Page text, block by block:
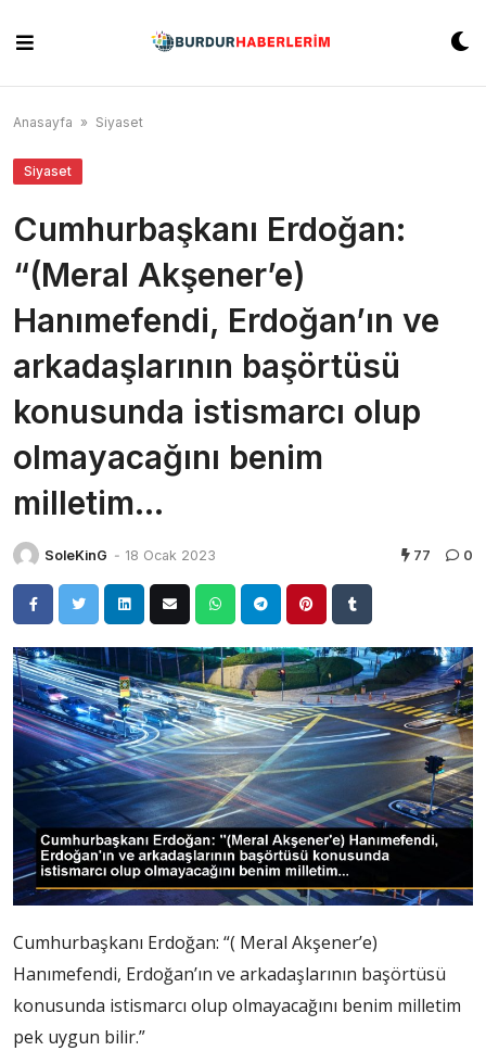
content
Anasayfa » Siyaset
Siyaset
Cumhurbaşkanı Erdoğan:
“(Meral Akşener’e)
Hanımefendi, Erdoğan’ın ve
arkadaşlarının başörtüsü
konusunda istismarcı olup
olmayacağını benim
milletim…
SoleKinG - 18 Ocak 2023 77 0
Cumhurbaşkanı Erdoğan: “( Meral Akşener’e)
Hanımefendi, Erdoğan’ın ve arkadaşlarının başörtüsü
konusunda istismarcı olup olmayacağını benim milletim
pek uygun bilir.”